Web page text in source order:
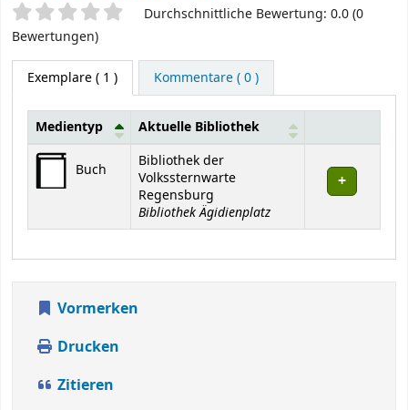
SternchenbewertungDurchschnittliche Bewertung: 0.0 (0
Bewertungen)
Exemplare( 1 ) Kommentare ( 0 )
Exemplare
Medientyp Aktuelle Bibliothek
Buch
Bibliothek der
Volkssternwarte
Regensburg
Bibliothek Ägidienplatz
Vormerken
Drucken
Zitieren